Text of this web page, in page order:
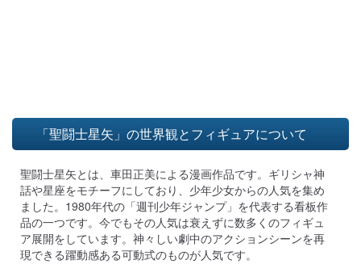
「聖闘士星矢」の世界観とフィギュアについて
聖闘士星矢とは、車田正美による漫画作品です。ギリシャ神
話や星座をモチーフにしており、少年少女からの人気を集め
ました。1980年代の「週刊少年ジャンプ」を代表する看板作
品の一つです。今でもその人気は衰えずに数多くのフィギュ
ア展開をしています。神々しい劇中のアクションシーンを再
現できる躍動感ある可動式のものが人気です。